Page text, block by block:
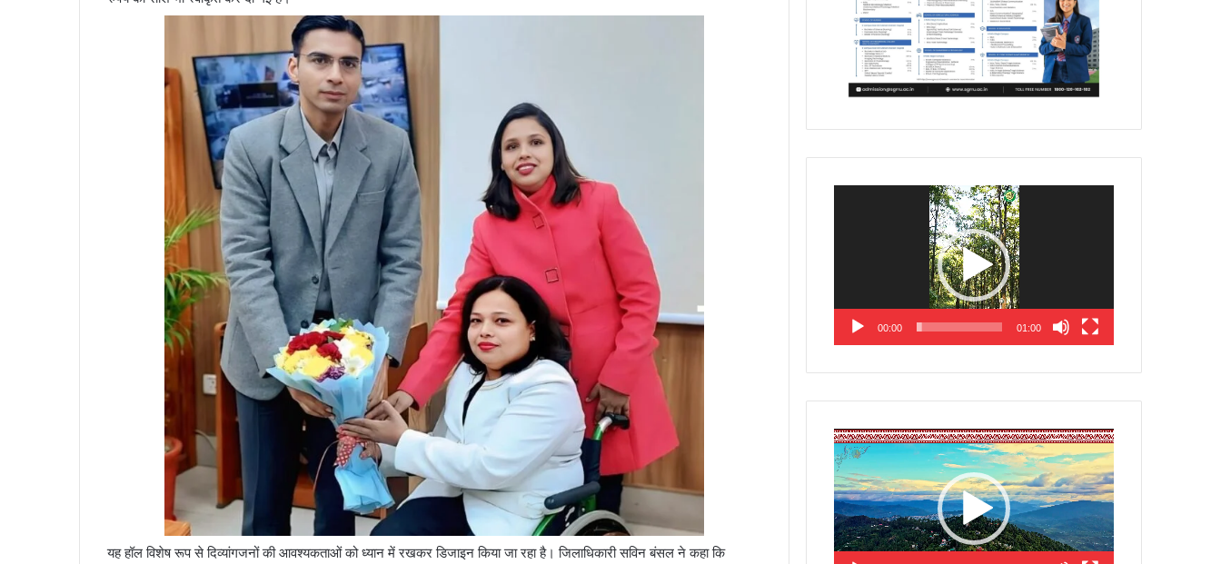
यह हॉल विशेष रूप से दिव्यांगजनों की आवश्यकताओं को ध्यान में रखकर डिजाइन किया जा रहा है। जिलाधिकारी सविन बंसल ने कहा कि
00:00 01:00
Video
Player